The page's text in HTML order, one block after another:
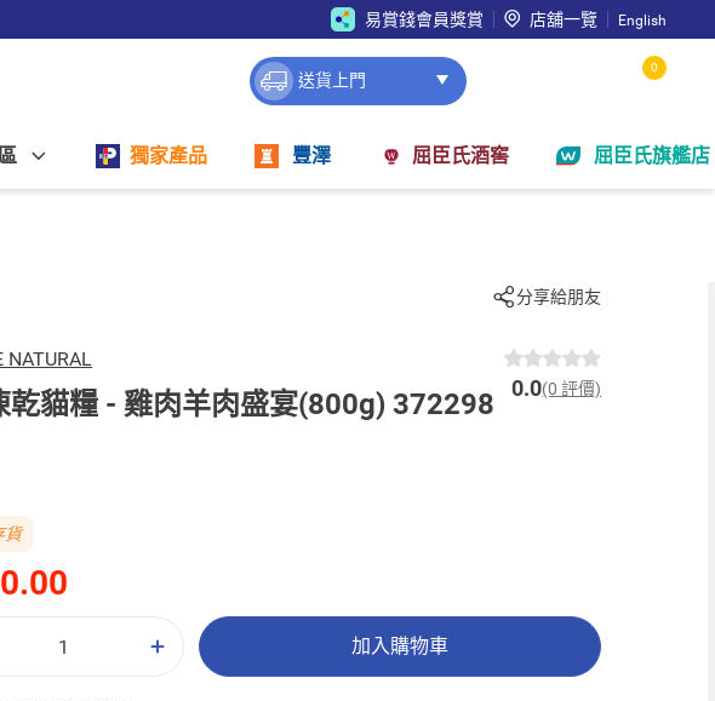
易賞錢會員獎賞 店舖一覽 English
送貨上門
0
獨家產品 豐澤 屈臣氏酒窖 屈臣氏旗艦店
分享給朋友
NATURAL
乾貓糧 - 雞肉羊肉盛宴(800g) 372298 0.0(0 評價)
貨
加入購物車